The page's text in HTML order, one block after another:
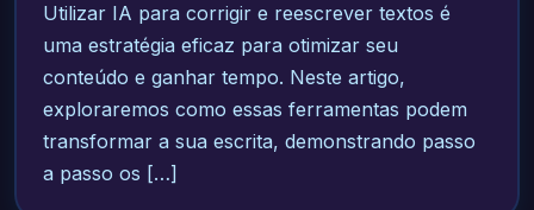
Utilizar IA para corrigir e reescrever textos é
uma estratégia eficaz para otimizar seu
conteúdo e ganhar tempo. Neste artigo,
exploraremos como essas ferramentas podem
transformar a sua escrita, demonstrando passo
a passo os […]